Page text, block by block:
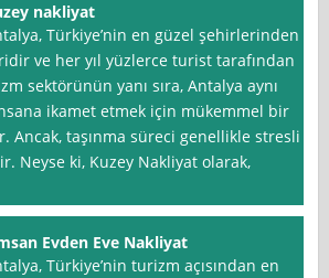
nakliyat
Türkiye’nin en güzel şehirlerinden
ve her yıl yüzlerce turist tarafından
sektörünün yanı sıra, Antalya aynı
ikamet etmek için mükemmel bir
Ancak, taşınma süreci genellikle stresli
Neyse ki, Kuzey Nakliyat olarak,
Evden Eve Nakliyat
Türkiye’nin turizm açısından en